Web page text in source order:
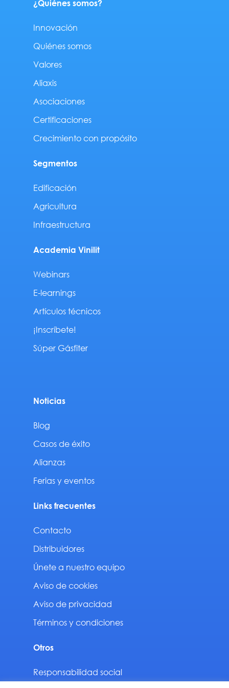
¿Quiénes somos?
Innovación
Quiénes somos
Valores
Aliaxis
Asociaciones
Certificaciones
Crecimiento con propósito
Segmentos
Edificación
Agricultura
Infraestructura
Academia Vinilit
Webinars
E-learnings
Artículos técnicos
¡Inscríbete!
Súper Gásfiter
Noticias
Blog
Casos de éxito
Alianzas
Ferias y eventos
Links frecuentes
Contacto
Distribuidores
Únete a nuestro equipo
Aviso de cookies
Aviso de privacidad
Términos y condiciones
Otros
Responsabilidad social